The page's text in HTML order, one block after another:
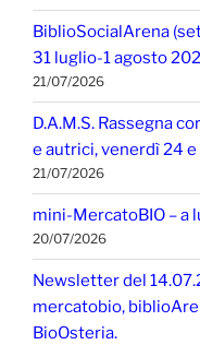
BiblioSocialArena
31 luglio-1 agosto
21/07/2026
D.A.M.S. Rassegna
e autrici, venerdì 24
21/07/2026
mini-MercatoBIO – a
20/07/2026
Newsletter del
mercatobio,
BioOsteria.